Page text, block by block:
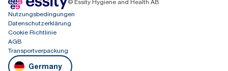
© Essity Hygiene and Health AB
Nutzungsbedingungen
Datenschutzerklärung
Cookie Richtlinie
AGB
Transportverpackung
Germany